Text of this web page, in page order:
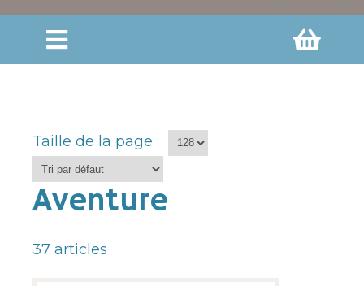
Taille de la page :
Aventure
37 articles